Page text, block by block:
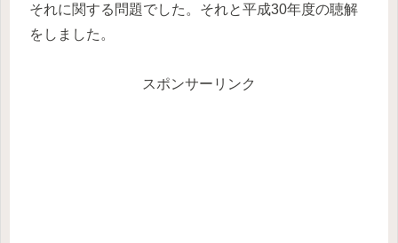
それに関する問題でした。それと平成30年度の聴解
をしました。
スポンサーリンク